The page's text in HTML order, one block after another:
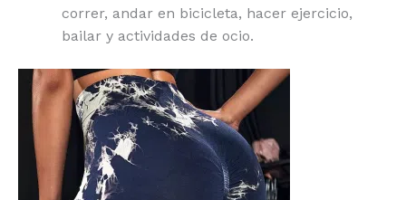
correr, andar en bicicleta, hacer ejercicio,
bailar y actividades de ocio.